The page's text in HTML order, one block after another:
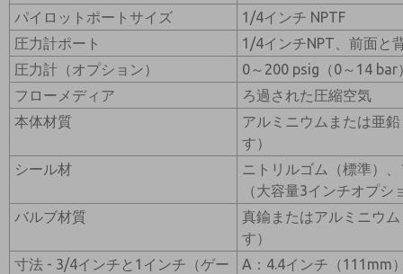
パイロットポートサイズ
1/4インチ NPTF
圧力計ポート
1/4インチNPT、前面と
圧力計（オプション）
0～200 psig（0～14 bar
フローメディア
ろ過された圧縮空気
本体材質
アルミニウムまたは亜
す）
シール材
ニトリルゴム（標準）
（大容量3インチオプシ
バルブ材質
真鍮またはアルミニウ
す）
寸法 - 3/4インチと1インチ（ゲー
A：4.4インチ（111mm